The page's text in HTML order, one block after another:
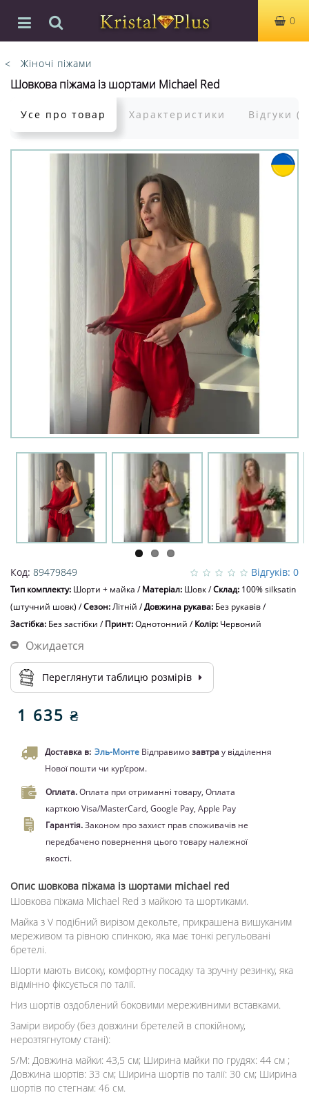
0
Жіночі піжами
Шовкова піжама із шортами Michael Red
Усе про товар Характеристики Відгуки
Відгуків: 0
Код: 89479849
Тип комплекту: Шорти + майка /Матеріал: Шовк/Склад: 100% silksatin
(штучний шовк) /Сезон:Літній /Довжина рукава: Без рукавів/
Застібка: Без застібки /Принт:Однотонний /Колір: Червоний
Ожидается
Переглянути таблицю розмірів
1 635 ₴
Доставка в: Эль-Монте Відправимозавтрау відділення
Нової пошти чи кур’єром.
Оплата.Оплата при отриманні товару, Оплата
карткою Visa/MasterCard, Google Pay, Apple Pay
Гарантія.Законом про захист прав споживачів не
передбачено повернення цього товару належної
якості.
Опис шовкова піжама із шортами michael red
Шовкова піжама Michael Red з майкою та шортиками.
Майка з V подібний вирізом декольте, прикрашена вишуканим
мереживом та рівною спинкою, яка має тонкі регульовані
бретелі.
Шорти мають високу, комфортну посадку та зручну резинку, яка
відмінно фіксується по талії.
Низ шортів оздоблений боковими мереживними вставками.
Заміри виробу (без довжини бретелей в спокійному,
нерозтягнутому стані):
S/М: Довжина майки: 43,5 см; Ширина майки по грудях: 44 см ;
Довжина шортів: 33 см; Ширина шортів по талії: 30 см; Ширина
шортів по стегнам: 46 см.